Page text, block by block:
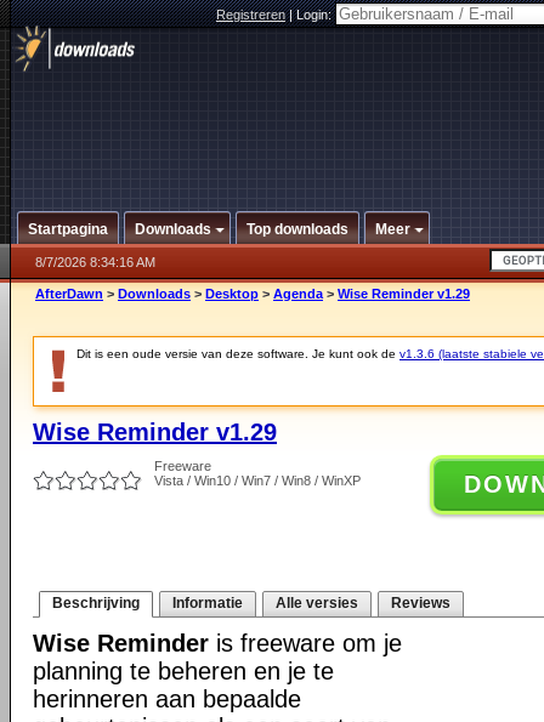
Registreren|Login:
Startpagina Downloads Top downloads Meer
8/7/2026 8:34:16 AM
AfterDawn > Downloads > Desktop > Agenda > Wise Reminder v1.29
Dit is een oude versie van deze software. Je kunt ook de v1.3.6 (laatste stabiele
Wise Reminder v1.29
Freeware
Vista / Win10 / Win7 / Win8 / WinXP
Beschrijving Informatie Alle versies Reviews
Wise Reminder is freeware om je
planning te beheren en je te
herinneren aan bepaalde